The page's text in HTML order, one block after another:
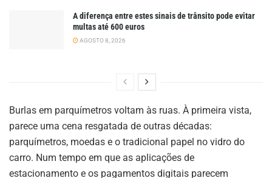
A diferença entre estes sinais de trânsito pode evitar
multas até 600 euros
AGOSTO 8, 2026
Burlas em parquímetros voltam às ruas. À primeira vista,
parece uma cena resgatada de outras décadas:
parquímetros, moedas e o tradicional papel no vidro do
carro. Num tempo em que as aplicações de
estacionamento e os pagamentos digitais parecem